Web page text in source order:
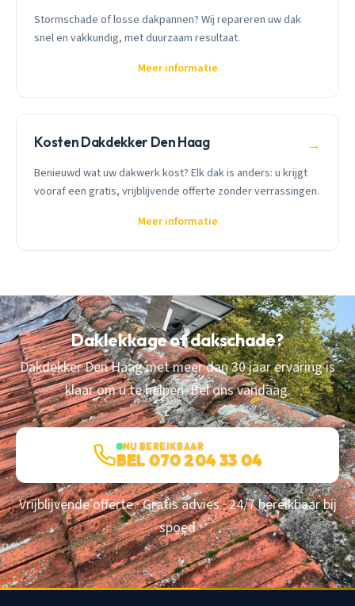
Stormschade of losse dakpannen? Wij repareren uw dak
snel en vakkundig, met duurzaam resultaat.
Meer informatie
Kosten Dakdekker Den Haag →
Benieuwd wat uw dakwerk kost? Elk dak is anders: u krijgt
vooraf een gratis, vrijblijvende offerte zonder verrassingen.
Meer informatie
Daklekkage of dakschade?
Dakdekker Den Haag met meer dan 30 jaar ervaring is
klaar om u te helpen. Bel ons vandaag.
NU BEREIKBAAR
BEL 070 204 33 04
Vrijblijvende offerte · Gratis advies · 24/7 bereikbaar bij
spoed